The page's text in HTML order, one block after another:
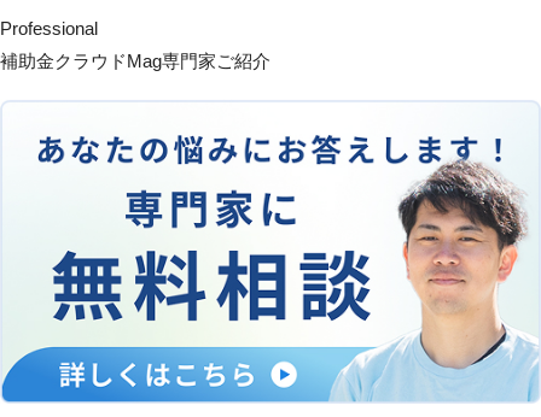
Professional
補助金クラウドMag専門家ご紹介